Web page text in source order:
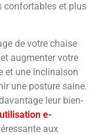
confortables et plus
de votre chaise
augmenter votre
et une inclinaison
une posture saine.
leur bien-
utilisation e-
aux